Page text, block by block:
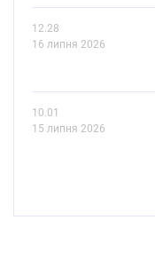
12.28
16 липня 2026
10.01
15 липня 2026